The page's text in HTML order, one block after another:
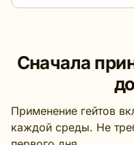
Сначала
Применение гейтов
каждой среды. Не